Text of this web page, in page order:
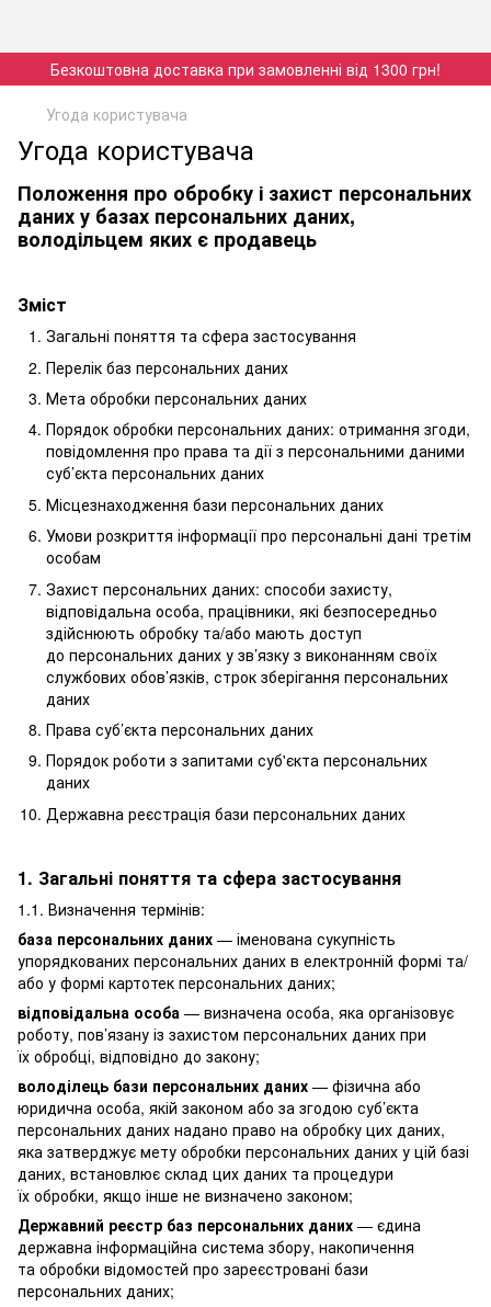
Безкоштовна доставка при замовленні від 1300 грн!
Угода користувача
Угода користувача
Положення про обробку і захист персональних
даних у базах персональних даних,
володільцем яких є продавець
Зміст
Загальні поняття та сфера застосування
Перелік баз персональних даних
Мета обробки персональних даних
Порядок обробки персональних даних: отримання згоди,
повідомлення про права та дії з персональними даними
суб’єкта персональних даних
Місцезнаходження бази персональних даних
Умови розкриття інформації про персональні дані третім
особам
Захист персональних даних: способи захисту,
відповідальна особа, працівники, які безпосередньо
здійснюють обробку та/або мають доступ
до персональних даних у зв’язку з виконанням своїх
службових обов’язків, строк зберігання персональних
даних
Права суб’єкта персональних даних
Порядок роботи з запитами суб'єкта персональних
даних
Державна реєстрація бази персональних даних
1. Загальні поняття та сфера застосування
1.1. Визначення термінів:
база персональних даних — іменована сукупність
упорядкованих персональних даних в електронній формі та/
або у формі картотек персональних даних;
відповідальна особа — визначена особа, яка організовує
роботу, пов’язану із захистом персональних даних при
їх обробці, відповідно до закону;
володілець бази персональних даних — фізична або
юридична особа, якій законом або за згодою суб’єкта
персональних даних надано право на обробку цих даних,
яка затверджує мету обробки персональних даних у цій базі
даних, встановлює склад цих даних та процедури
їх обробки, якщо інше не визначено законом;
Державний реєстр баз персональних даних — єдина
державна інформаційна система збору, накопичення
та обробки відомостей про зареєстровані бази
персональних даних;